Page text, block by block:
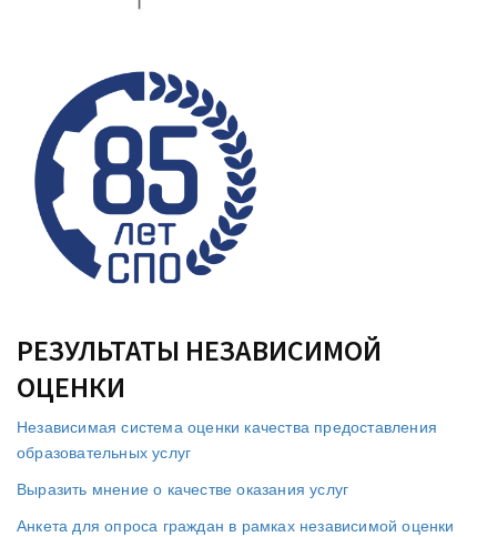
РЕЗУЛЬТАТЫ НЕЗАВИСИМОЙ
ОЦЕНКИ
Независимая система оценки качества предоставления
образовательных услуг
Выразить мнение о качестве оказания услуг
Анкета для опроса граждан в рамках независимой оценки